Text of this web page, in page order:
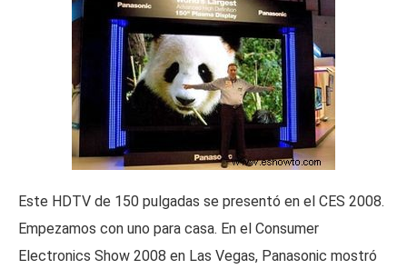
Este HDTV de 150 pulgadas se presentó en el CES 2008.
Empezamos con uno para casa. En el Consumer
Electronics Show 2008 en Las Vegas, Panasonic mostró